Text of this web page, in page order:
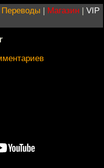
Переводы | Магазин | VIP